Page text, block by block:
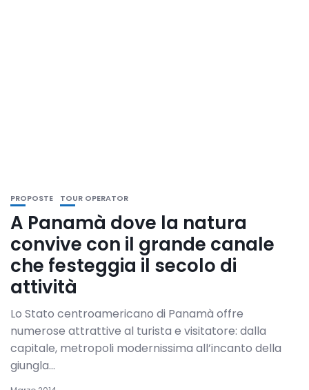
PROPOSTE TOUR OPERATOR
A Panamà dove la natura
convive con il grande canale
che festeggia il secolo di
attività
Lo Stato centroamericano di Panamà offre
numerose attrattive al turista e visitatore: dalla
capitale, metropoli modernissima all’incanto della
giungla...